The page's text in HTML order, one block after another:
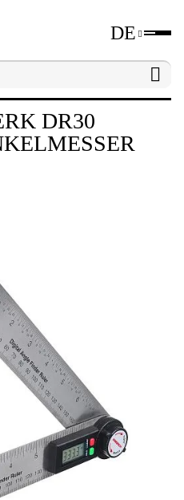
DE
Digitale Wasserwaagen
DR30